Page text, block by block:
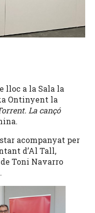
lloc a la Sala la
Ontinyent la
La cançó
acompanyat per
d’Al Tall,
Toni Navarro